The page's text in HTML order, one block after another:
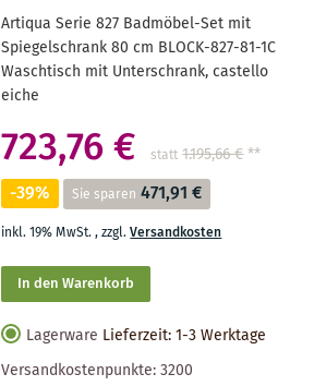
Artiqua Serie 827 Badmöbel-Set mit
Spiegelschrank 80 cm BLOCK-827-81-1C
Waschtisch mit Unterschrank, castello
eiche
723,76 € statt 1.195,66 €**
-39% Sie sparen 471,91 €
inkl. 19% MwSt.,zzgl.Versandkosten
In den Warenkorb
Lagerware Lieferzeit: 1-3 Werktage
Versandkostenpunkte:3200